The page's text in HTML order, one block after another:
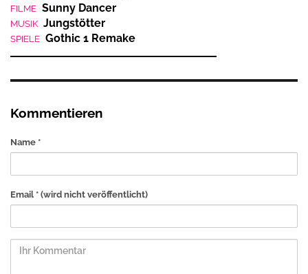
FILME Sunny Dancer
MUSIK Jungstötter
SPIELE Gothic 1 Remake
Kommentieren
Name *
Email * (wird nicht veröffentlicht)